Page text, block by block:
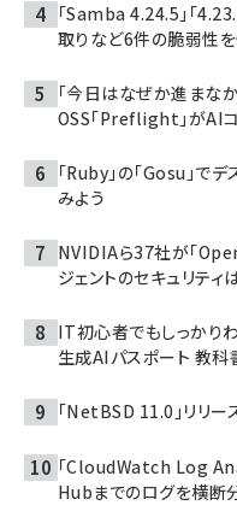
「Samba 4.24.5」「
取りなど6件の脆弱性
「今日はなぜか進まな
OSS「Preflight」がAI
「Ruby」の「Gosu」で
みよう
NVIDIAら37社が「
ジェントのセキュリテ
IT初心者でもしっかり
生成AIパスポート 教科
「NetBSD 11.0」リリ
「CloudWatch Log
Hubまでのログを横断